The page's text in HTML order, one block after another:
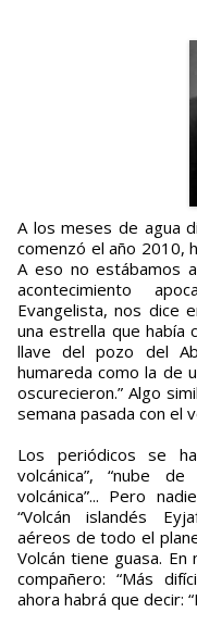
A los meses de agua diluvial que hemos tenido desde que
comenzó el año 2010,
A eso no estábamos
acontecimiento
Evangelista, nos dice
una estrella que había
llave del pozo del
humareda como la de
oscurecieron.” Algo
semana pasada con el
Los periódicos se
volcánica”, “nube
volcánica”... Pero
“Volcán islandés
aéreos de todo el
Volcán tiene guasa.
compañero: “Más
ahora habrá que decir: